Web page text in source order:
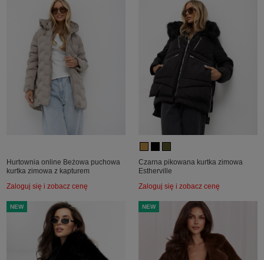
Hurtownia online Beżowa puchowa
kurtka zimowa z kapturem
Zaloguj się i zobacz cenę
Czarna pikowana kurtka zimowa
Estherville
Zaloguj się i zobacz cenę
NEW NEW